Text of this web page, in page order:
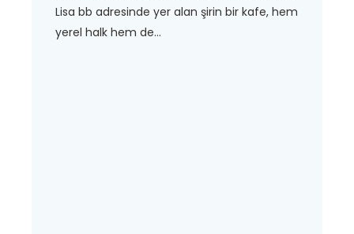
Lisa bb adresinde yer alan şirin bir kafe, hem
yerel halk hem de...